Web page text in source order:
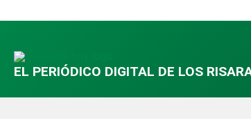
al
EL PERIÓDICO DIGITAL DE LOS